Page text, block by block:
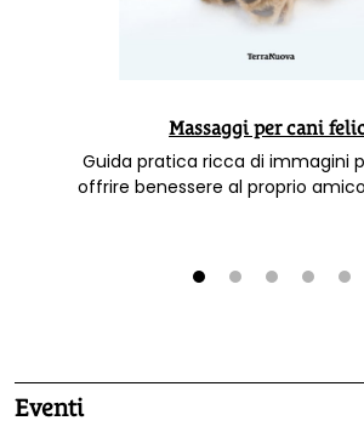
Massaggi per cani
Guida pratica ricca di immagini
offrire benessere al
Eventi